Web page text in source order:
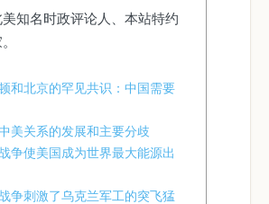
知名时政评论人、本站特约
和北京的罕见共识：中国需要
美关系的发展和主要分歧
争使美国成为世界最大能源出
争刺激了乌克兰军工的突飞猛